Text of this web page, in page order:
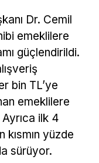
Dr. Cemil
emeklilere
güçlendirildi.
bin TL’ye
emeklilere
ilk 4
yüzde
sürüyor.